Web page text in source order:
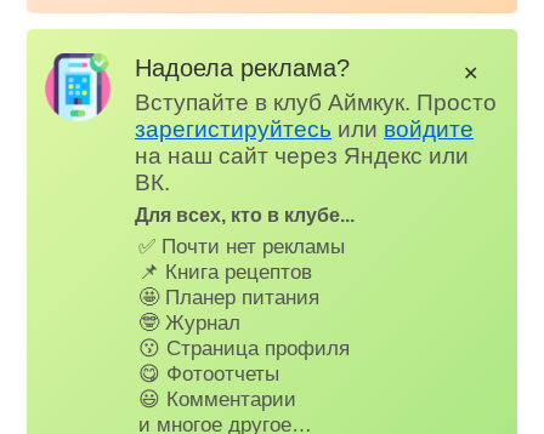
Надоела реклама?
Вступайте в клуб Аймкук. Просто
зарегистируйтесь или войдите
на наш сайт через Яндекс или
ВК.
Для всех, кто в клубе...
✅ Почти нет рекламы
📌 Книга рецептов
🤩 Планер питания
🤓 Журнал
😗 Страница профиля
😋 Фотоотчеты
😃 Комментарии
и многое другое…
✕